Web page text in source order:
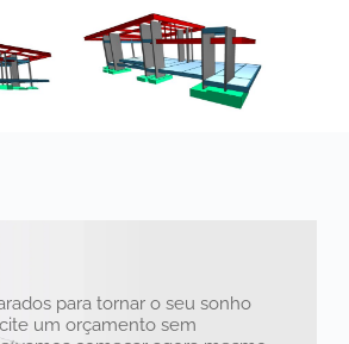
para tornar o seu sonho
um orçamento sem